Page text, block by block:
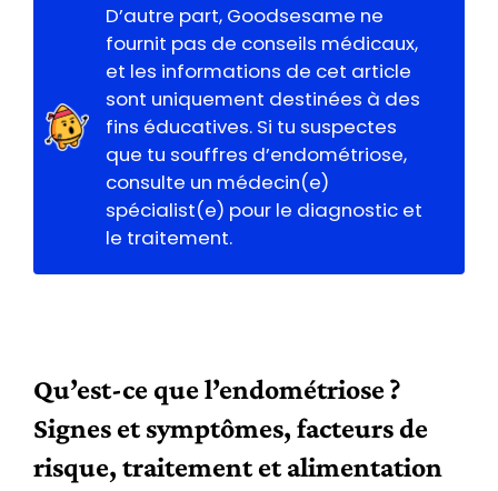
D’autre part, Goodsesame ne
fournit pas de conseils médicaux,
et les informations de cet article
sont uniquement destinées à des
fins éducatives. Si tu suspectes
que tu souffres d’endométriose,
consulte un médecin(e)
spécialist(e) pour le diagnostic et
le traitement.
Qu’est-ce que l’endométriose ?
Signes et symptômes, facteurs de
risque, traitement et alimentation